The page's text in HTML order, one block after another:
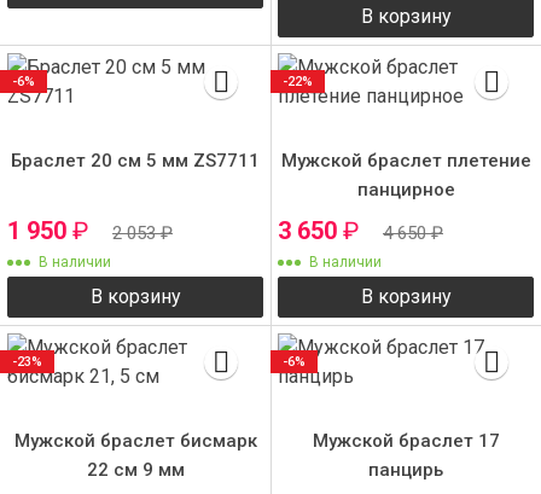
В корзину
Браслет 20 см 5 мм ZS7711
1 950 ₽ 2 053₽
В наличии
В корзину
-6%
Мужской браслет плетение
панцирное
3 650 ₽ 4 650₽
В наличии
В корзину
-22%
Мужской браслет бисмарк
22 см 9 мм
-23%
Мужской браслет 17
панцирь
-6%